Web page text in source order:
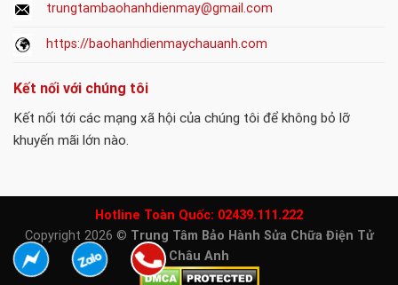
trungtambaohanhdienmay@gmail.com
https://baohanhdienmaychauanh.com
Kết nối với chúng tôi
Kết nối tới các mạng xã hội của chúng tôi để không bỏ lỡ
khuyến mãi lớn nào.
Hotline Toàn Quốc: 02439.111.222
Copyright 2026 © Trung Tâm Bảo Hành Sửa Chữa Điện Tử
Châu Anh